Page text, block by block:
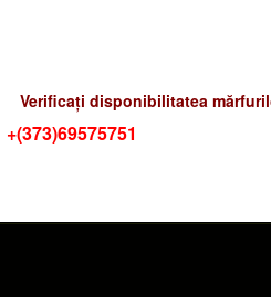
Verificați disponibilitatea
+(373)69575751